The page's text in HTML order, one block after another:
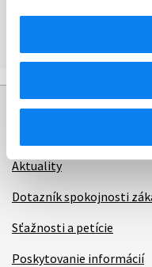
Podanie
Aktuality
Dotazník spokojnosti
Sťažnosti a petície
Poskytovanie informácií